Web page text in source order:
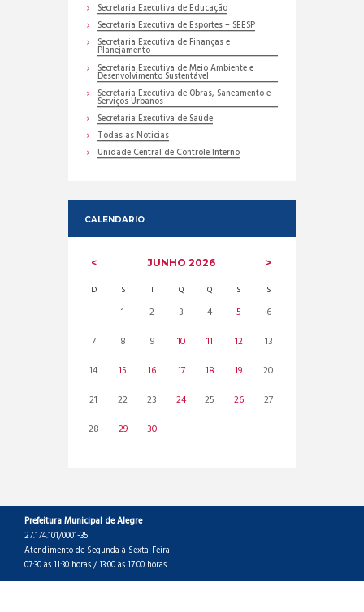
Secretaria Executiva de Educação
Secretaria Executiva de Esportes – SEESP
Secretaria Executiva de Finanças e
Planejamento
Secretaria Executiva de Meio Ambiente e
Desenvolvimento Sustentável
Secretaria Executiva de Obras, Saneamento e
Serviços Urbanos
Secretaria Executiva de Saúde
Todas as Noticias
Unidade Central de Controle Interno
CALENDARIO
JUNHO 2026
D S T Q Q S S
1 2 3 4 5
6
7
8 9 10 11 12
13
14
15 16 17 18 19
20
21
22 23 24 25 26
27
28
29 30
Prefeitura Municipal de Alegre
27.174.101/0001-35
Atendimento de Segunda à Sexta-Feira
07:30 às 11:30 horas / 13:00 às 17:00 horas